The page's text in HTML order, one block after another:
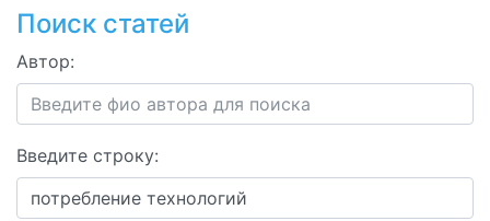
Поиск статей
Автор:
Введите строку: